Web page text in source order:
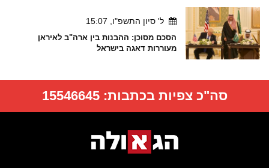
ל' סיון התשפ"ו, 15:07
הסכם מסוכן: ההבנות בין ארה"ב לאיראן
מעוררות דאגה בישראל
סה"כ צפיות בכתבות:15546645